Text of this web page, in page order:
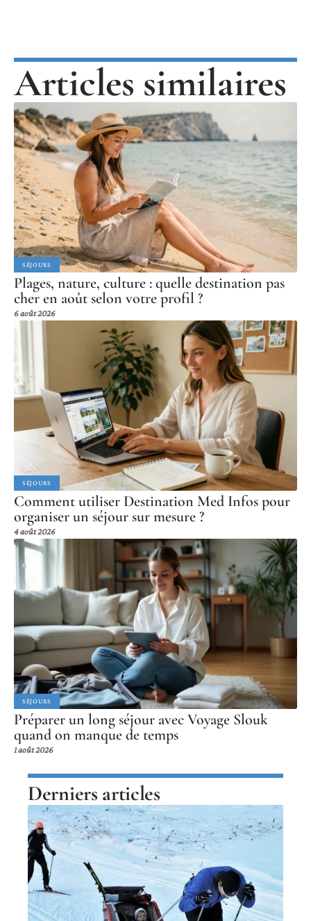
Articles similaires
SÉJOURS
Plages, nature, culture : quelle destination pas
cher en août selon votre profil ?
6 août 2026
SÉJOURS
Comment utiliser Destination Med Infos pour
organiser un séjour sur mesure ?
4 août 2026
SÉJOURS
Préparer un long séjour avec Voyage Slouk
quand on manque de temps
1 août 2026
Derniers articles